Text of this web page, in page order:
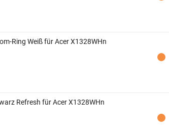
Ring Weiß für Acer X1328WHn
Refresh für Acer X1328WHn